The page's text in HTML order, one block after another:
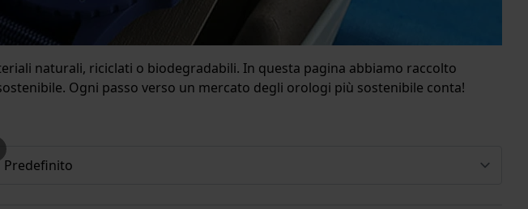
naturali, riciclati o biodegradabili. In questa pagina abbiamo raccolto
Ogni passo verso un mercato degli orologi più sostenibile conta!